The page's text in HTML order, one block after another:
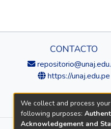
CONTACTO
https://unaj.edu.pe
We collect and process
following purposes:
Acknowledgement and